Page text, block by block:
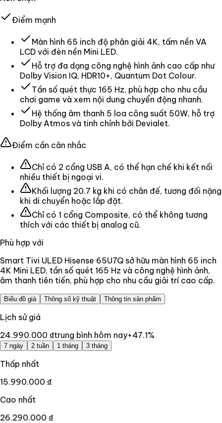
Điểm mạnh
Màn hình 65 inch độ phân giải 4K, tấm nền VA
LCD với đèn nền Mini LED.
Hỗ trợ đa dạng công nghệ hình ảnh cao cấp như
Dolby Vision IQ, HDR10+, Quantum Dot Colour.
Tần số quét thực 165 Hz, phù hợp cho nhu cầu
chơi game và xem nội dung chuyển động nhanh.
Hệ thống âm thanh 5 loa công suất 50W, hỗ trợ
Dolby Atmos và tinh chỉnh bởi Devialet.
Điểm cần cân nhắc
Chỉ có 2 cổng USB A, có thể hạn chế khi kết nối
nhiều thiết bị ngoại vi.
Khối lượng 20.7 kg khi có chân đế, tương đối nặng
khi di chuyển hoặc lắp đặt.
Chỉ có 1 cổng Composite, có thể không tương
thích với các thiết bị analog cũ.
Phù hợp với
Smart Tivi ULED Hisense 65U7Q sở hữu màn hình 65 inch
4K Mini LED, tần số quét 165 Hz và công nghệ hình ảnh,
âm thanh tiên tiến, phù hợp cho nhu cầu giải trí cao cấp.
Biểu đồ giá Thông số kỹ thuật Thông tin sản phẩm
Lịch sử giá
24.990.000 ₫trung bình hôm nay+47.1%
7 ngày 2 tuần 1 tháng 3 tháng
Thấp nhất
15.990.000 ₫
Cao nhất
26.290.000 ₫